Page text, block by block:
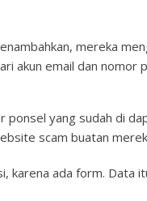
mereka
akun email dan nomor
ponsel yang sudah di
scam buatan
karena ada form. Data